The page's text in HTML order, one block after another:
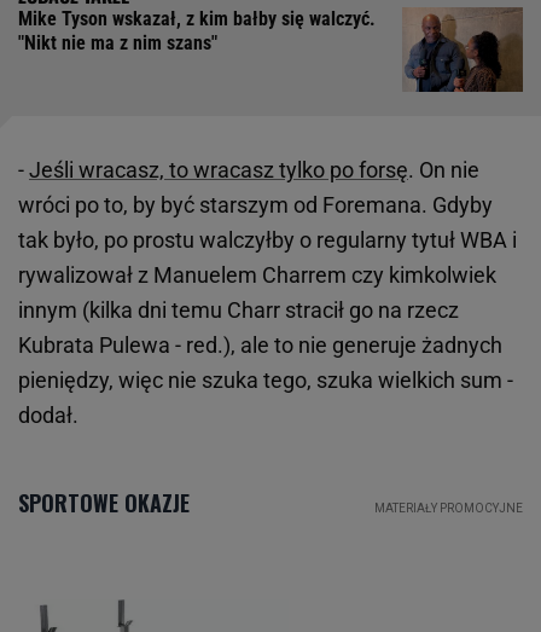
Mike Tyson wskazał, z kim bałby się walczyć.
"Nikt nie ma z nim szans"
-Jeśli wracasz, to wracasz tylko po forsę. On nie
wróci po to, by być starszym od Foremana. Gdyby
tak było, po prostu walczyłby o regularny tytuł WBA i
rywalizował z Manuelem Charrem czy kimkolwiek
innym (kilka dni temu Charr stracił go na rzecz
Kubrata Pulewa - red.), ale to nie generuje żadnych
pieniędzy, więc nie szuka tego, szuka wielkich sum -
dodał.